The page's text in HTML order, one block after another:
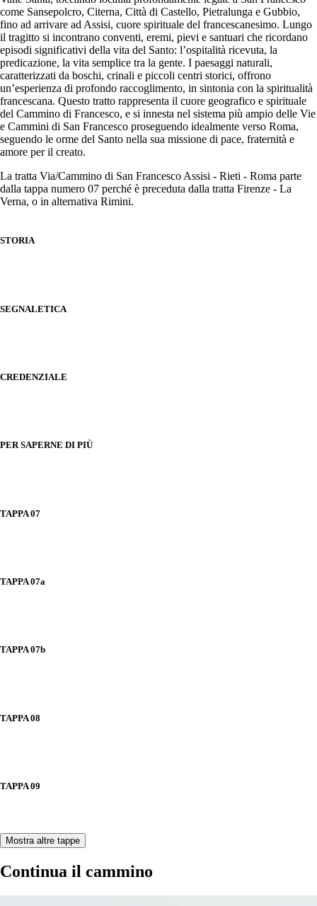
come Sansepolcro, Citerna, Città di Castello, Pietralunga e Gubbio,
fino ad arrivare ad Assisi, cuore spirituale del francescanesimo. Lungo
il tragitto si incontrano conventi, eremi, pievi e santuari che ricordano
episodi significativi della vita del Santo: l’ospitalità ricevuta, la
predicazione, la vita semplice tra la gente. I paesaggi naturali,
caratterizzati da boschi, crinali e piccoli centri storici, offrono
un’esperienza di profondo raccoglimento, in sintonia con la spiritualità
francescana. Questo tratto rappresenta il cuore geografico e spirituale
del Cammino di Francesco, e si innesta nel sistema più ampio delle Vie
e Cammini di San Francesco proseguendo idealmente verso Roma,
seguendo le orme del Santo nella sua missione di pace, fraternità e
amore per il creato.
La tratta Via/Cammino di San Francesco Assisi - Rieti - Roma parte
dalla tappa numero 07 perché è preceduta dalla tratta Firenze - La
Verna, o in alternativa Rimini.
STORIA
SEGNALETICA
CREDENZIALE
PER SAPERNE DI PIÙ
TAPPA 07
TAPPA 07a
TAPPA 07b
TAPPA 08
TAPPA 09
Mostra altre tappe
Continua il cammino